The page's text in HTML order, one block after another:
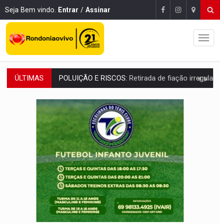
Seja Bem vindo. Entrar / Assinar
ÚLTIMAS VÍDEO:Armado com machado, homem ameaça matar sobrinha grávida e
TRIBUNAL DO CRIME:Homem é espancado por facção criminosa
VÍDEO: Perseguição é registrada no shopping após colombiana furtar
LUDOPATIA:Apostas online começam a afetar produtividade e rotina
REFLORESTAMENTO:Plantar árvores não será mais suficiente para
OVNIS NA LUA:Cientistas alertam para possível base secreta no satélite
ACABOU COM PEUGEOT:Incêndio destrói carro que era rebocado para oficina
VÍDEO:Ladrão é filmado furtando moto na frente do bar